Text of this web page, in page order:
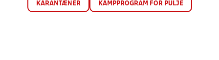
KARANTÆNER KAMPPROGRAM FOR PULJE